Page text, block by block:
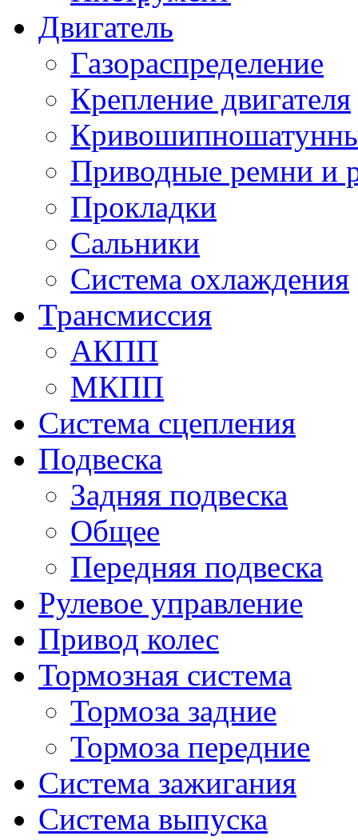
Двигатель
Газораспределение
Крепление двигателя
Приводные ремни и
Прокладки
Сальники
Система охлаждения
Трансмиссия
АКПП
МКПП
Система сцепления
Подвеска
Задняя подвеска
Общее
Передняя подвеска
Рулевое управление
Привод колес
Тормозная система
Тормоза задние
Тормоза передние
Система зажигания
Система выпуска